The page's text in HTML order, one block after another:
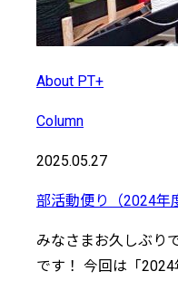
About PT+
Column
2025.05.27
部活動便り（2024年
みなさまお久しぶり
です！ 今回は「